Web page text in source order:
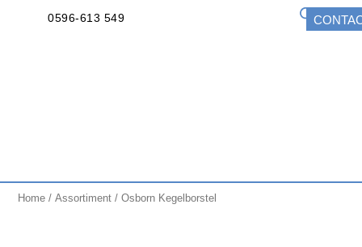
0596-613 549
Home /Assortiment / Osborn Kegelborstel